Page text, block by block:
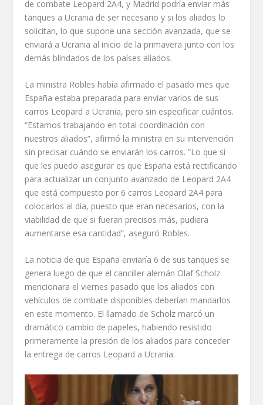
de combate Leopard 2A4, y Madrid podría enviar más
tanques a Ucrania de ser necesario y si los aliados lo
solicitan, lo que supone una sección avanzada, que se
enviará a Ucrania al inicio de la primavera junto con los
demás blindados de los países aliados.
La ministra Robles había afirmado el pasado mes que
España estaba preparada para enviar varios de sus
carros Leopard a Ucrania, pero sin especificar cuántos.
“Estamos trabajando en total coordinación con
nuestros aliados”, afirmó la ministra en su intervención
sin precisar cuándo se enviarán los carros. “Lo que sí
que les puedo asegurar es que España está rectificando
para actualizar un conjunto avanzado de Leopard 2A4
que está compuesto por 6 carros Leopard 2A4 para
colocarlos al día, puesto que eran necesarios, con la
viabilidad de que si fueran precisos más, pudiera
aumentarse esa cantidad”, aseguró Robles.
La noticia de que España enviaría 6 de sus tanques se
genera luego de que el canciller alemán Olaf Scholz
mencionara el viernes pasado que los aliados con
vehículos de combate disponibles deberían mandarlos
en este momento. El llamado de Scholz marcó un
dramático cambio de papeles, habiendo resistido
primeramente la presión de los aliados para conceder
la entrega de carros Leopard a Ucrania.